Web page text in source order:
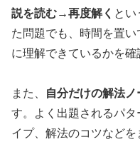
説を読む→再度解く とい
た問題でも、時間を置
に理解できているかを確
また、 自分だけの解法ノ
す。よく出題されるパ
イプ、解法のコツなど